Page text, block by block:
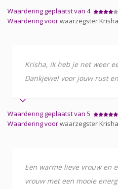
Waardering geplaatst van 4
Waardering voorwaarzegster Krisha
Krisha, ik heb je net weer
Dankjewel voor jouw rust
Waardering geplaatst van 5
Waardering voorwaarzegster Krisha
Een warme lieve vrouw en
vrouw met een mooie